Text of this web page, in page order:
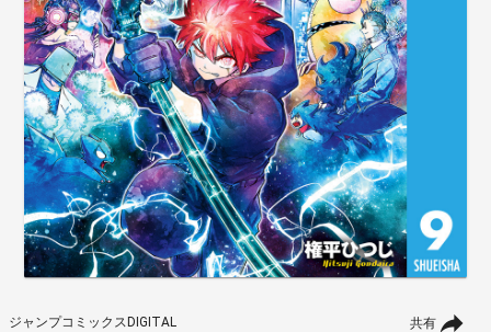
共有
ジャンプコミックスDIGITAL